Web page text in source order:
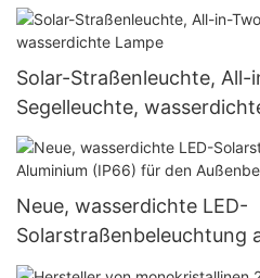
W, 360 W und 400 W.
Solar-Straßenleuchte, All-
Segelleuchte,
Neue, wasserdichte LED-
Solarstraßenbeleuchtung
für den Außenbereich (60